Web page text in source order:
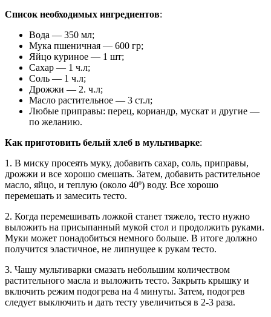
Список необходимых ингредиентов:
Вода — 350 мл;
Мука пшеничная — 600 гр;
Яйцо куриное — 1 шт;
Сахар — 1 ч.л;
Соль — 1 ч.л;
Дрожжи — 2. ч.л;
Масло растительное — 3 ст.л;
Любые приправы: перец, кориандр, мускат и другие —
по желанию.
Как приготовить белый хлеб в мультиварке:
1. В миску просеять муку, добавить сахар, соль, приправы,
дрожжи и все хорошо смешать. Затем, добавить растительное
масло, яйцо, и теплую (около 40º) воду. Все хорошо
перемешать и замесить тесто.
2. Когда перемешивать ложкой станет тяжело, тесто нужно
выложить на присыпанный мукой стол и продолжить руками.
Муки может понадобиться немного больше. В итоге должно
получится эластичное, не липнущее к рукам тесто.
3. Чашу мультиварки смазать небольшим количеством
растительного масла и выложить тесто. Закрыть крышку и
включить режим подогрева на 4 минуты. Затем, подогрев
следует выключить и дать тесту увеличиться в 2-3 раза.